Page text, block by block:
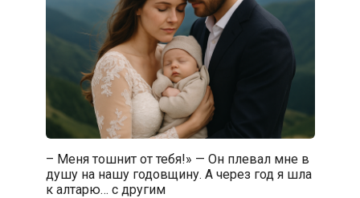
– Меня тошнит от тебя!» — Он плевал мне в
душу на нашу годовщину. А через год я шла
к алтарю… с другим